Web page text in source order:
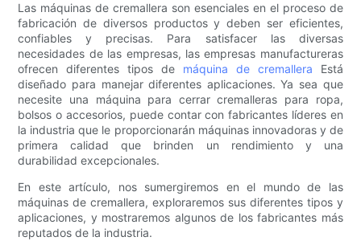
Las máquinas de cremallera son esenciales en el proceso de
fabricación de diversos productos y deben ser eficientes,
confiables y precisas. Para satisfacer las diversas
necesidades de las empresas, las empresas manufactureras
ofrecen diferentes tipos de máquina de cremallera Está
diseñado para manejar diferentes aplicaciones. Ya sea que
necesite una máquina para cerrar cremalleras para ropa,
bolsos o accesorios, puede contar con fabricantes líderes en
la industria que le proporcionarán máquinas innovadoras y de
primera calidad que brinden un rendimiento y una
durabilidad excepcionales.
En este artículo, nos sumergiremos en el mundo de las
máquinas de cremallera, exploraremos sus diferentes tipos y
aplicaciones, y mostraremos algunos de los fabricantes más
reputados de la industria.